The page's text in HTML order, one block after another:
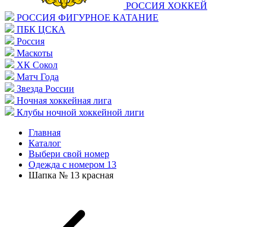
РОССИЯ ХОККЕЙ
РОССИЯ ФИГУРНОЕ КАТАНИЕ
ПБК ЦСКА
Россия
Маскоты
ХК Сокол
Матч Года
Звезда России
Ночная хоккейная лига
Клубы ночной хоккейной лиги
Главная
Каталог
Выбери свой номер
Одежда с номером 13
Шапка № 13 красная